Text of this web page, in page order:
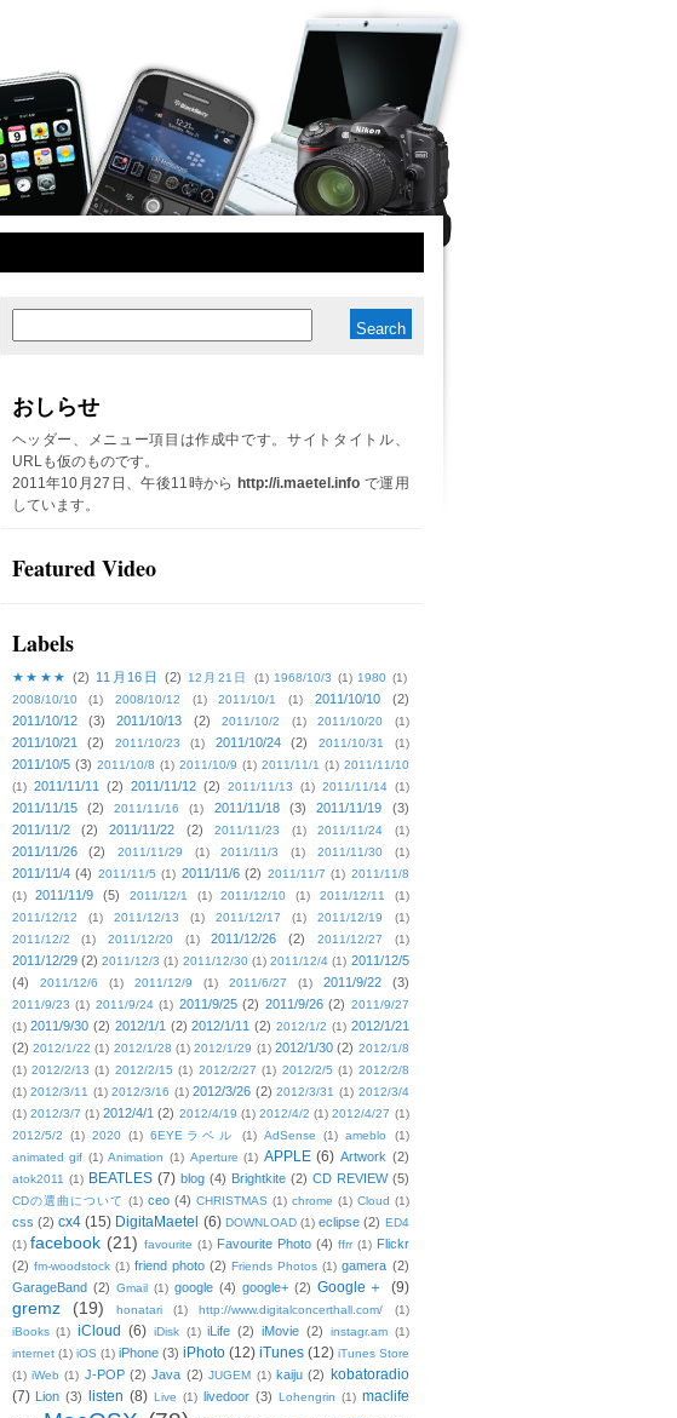
おしらせ
ヘッダー、メニュー項目は作成中です。サイトタイトル、
URLも仮のものです。
2011年10月27日、午後11時から http://i.maetel.info で運用
しています。
Featured Video
Labels
★★★★ (2) 11月16日 (2) 12月21日 (1) 1968/10/3 (1) 1980 (1)
2008/10/10
(1) 2008/10/12 (1) 2011/10/1 (1) 2011/10/10
(2)
2011/10/12
(3) 2011/10/13 (2) 2011/10/2 (1) 2011/10/20 (1)
2011/10/21 (2) 2011/10/23 (1) 2011/10/24 (2) 2011/10/31 (1)
2011/10/5 (3) 2011/10/8 (1) 2011/10/9 (1) 2011/11/1 (1) 2011/11/10
(1) 2011/11/11 (2) 2011/11/12 (2) 2011/11/13 (1) 2011/11/14 (1)
2011/11/15 (2) 2011/11/16 (1) 2011/11/18 (3) 2011/11/19
(3)
2011/11/2
(2) 2011/11/22 (2) 2011/11/23 (1) 2011/11/24 (1)
2011/11/26 (2) 2011/11/29 (1) 2011/11/3 (1) 2011/11/30 (1)
2011/11/4 (4) 2011/11/5 (1) 2011/11/6 (2) 2011/11/7 (1) 2011/11/8
(1)
2011/11/9 (5) 2011/12/1 (1) 2011/12/10 (1) 2011/12/11
(1)
2011/12/12
(1) 2011/12/13 (1) 2011/12/17 (1) 2011/12/19
(1)
2011/12/2
(1) 2011/12/20 (1) 2011/12/26 (2) 2011/12/27 (1)
2011/12/29 (2) 2011/12/3 (1) 2011/12/30 (1) 2011/12/4 (1) 2011/12/5
(4)
2011/12/6 (1) 2011/12/9 (1) 2011/6/27 (1) 2011/9/22 (3)
2011/9/23 (1) 2011/9/24 (1) 2011/9/25 (2) 2011/9/26 (2) 2011/9/27
(1) 2011/9/30 (2) 2012/1/1 (2) 2012/1/11 (2) 2012/1/2 (1) 2012/1/21
(2) 2012/1/22 (1) 2012/1/28 (1) 2012/1/29 (1) 2012/1/30 (2) 2012/1/8
(1) 2012/2/13 (1) 2012/2/15 (1) 2012/2/27 (1) 2012/2/5 (1) 2012/2/8
(1) 2012/3/11 (1) 2012/3/16 (1) 2012/3/26 (2) 2012/3/31 (1) 2012/3/4
(1) 2012/3/7 (1) 2012/4/1 (2) 2012/4/19 (1) 2012/4/2 (1) 2012/4/27 (1)
2012/5/2
(1) 2020 (1) 6EYEラベル (1) AdSense (1) ameblo
(1)
animated gif (1) Animation (1) Aperture (1) APPLE (6) Artwork (2)
atok2011 (1) BEATLES (7) blog (4) Brightkite (2) CD REVIEW (5)
CDの選曲について (1) ceo (4) CHRISTMAS (1) chrome (1) Cloud (1)
css (2) cx4 (15) DigitaMaetel (6) DOWNLOAD (1) eclipse (2) ED4
(1) facebook (21) favourite (1) Favourite Photo (4) ffrr (1) Flickr
(2) fm-woodstock (1) friend photo (2) Friends Photos (1) gamera (2)
GarageBand (2) Gmail (1) google (4) google+ (2) Google＋ (9)
gremz (19) honatari (1) http://www.digitalconcerthall.com/
(1)
iBooks (1) iCloud (6) iDisk (1) iLife (2) iMovie (2) instagr.am (1)
internet (1) iOS (1) iPhone (3) iPhoto (12) iTunes (12) iTunes Store
(1) iWeb (1) J-POP (2) Java (2) JUGEM (1) kaiju (2)
kobatoradio
(7) Lion (3) listen (8) Live (1) livedoor (3) Lohengrin (1) maclife